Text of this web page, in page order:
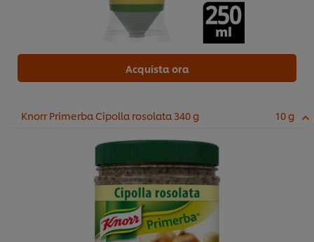
Acquista ora
Knorr Primerba Cipolla rosolata 340 g 10 g